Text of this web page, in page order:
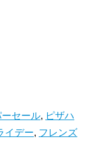
ーセール, ピザハ
イデー, フレンズ